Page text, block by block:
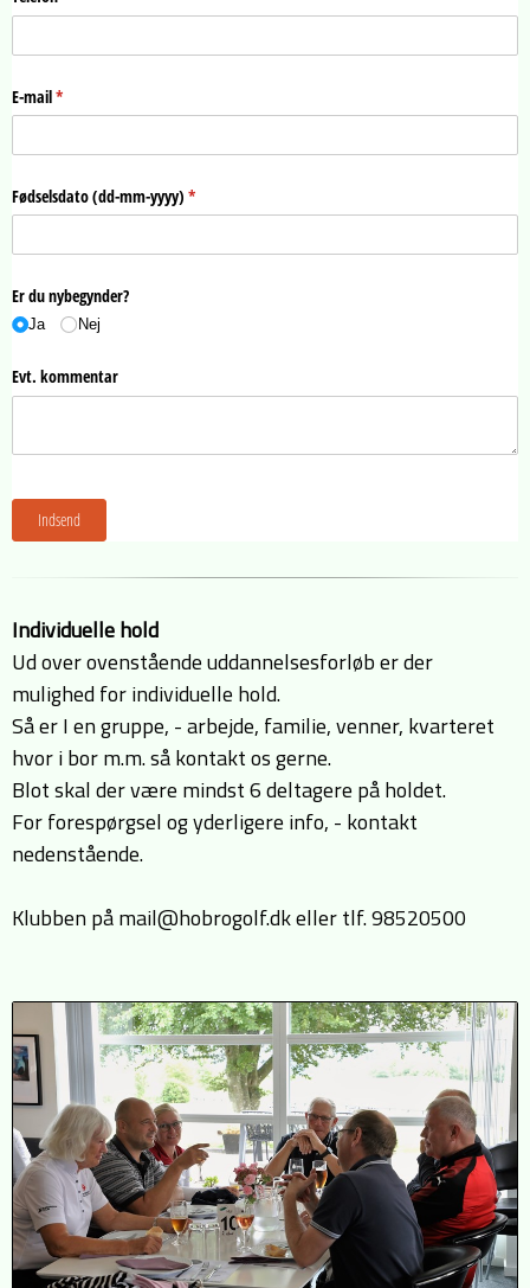
Individuelle hold
Ud over ovenstående uddannelsesforløb er der
mulighed for individuelle hold.
Så er I en gruppe, - arbejde, familie, venner, kvarteret
hvor i bor m.m. så kontakt os gerne.
Blot skal der være mindst 6 deltagere på holdet.
For forespørgsel og yderligere info, - kontakt
nedenstående.
Klubben på mail@hobrogolf.dk eller tlf. 98520500